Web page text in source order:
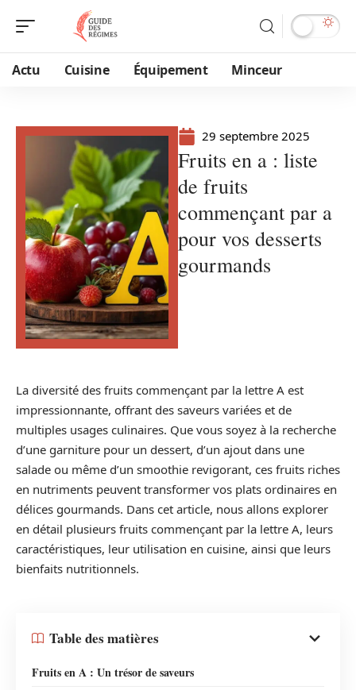
Actu Cuisine Équipement Minceur
29 septembre 2025
Fruits en a : liste
de fruits
commençant par a
pour vos desserts
gourmands
La diversité des fruits commençant par la lettre A est
impressionnante, offrant des saveurs variées et de
multiples usages culinaires. Que vous soyez à la recherche
d’une garniture pour un dessert, d’un ajout dans une
salade ou même d’un smoothie revigorant, ces fruits riches
en nutriments peuvent transformer vos plats ordinaires en
délices gourmands. Dans cet article, nous allons explorer
en détail plusieurs fruits commençant par la lettre A, leurs
caractéristiques, leur utilisation en cuisine, ainsi que leurs
bienfaits nutritionnels.
Table des matières
Fruits en A : Un trésor de saveurs